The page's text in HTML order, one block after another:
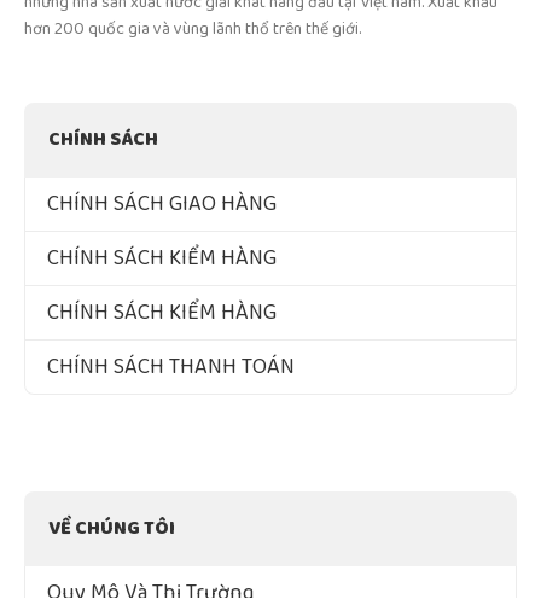
hơn 200 quốc gia và vùng lãnh thổ trên thế giới.
CHÍNH SÁCH
CHÍNH SÁCH GIAO HÀNG
CHÍNH SÁCH KIỂM HÀNG
CHÍNH SÁCH KIỂM HÀNG
CHÍNH SÁCH THANH TOÁN
VỀ CHÚNG TÔI
Quy Mô Và Thị Trường